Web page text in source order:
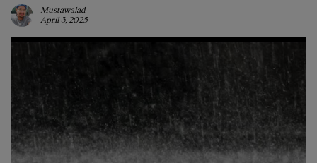
Mustawalad
April 3, 2025